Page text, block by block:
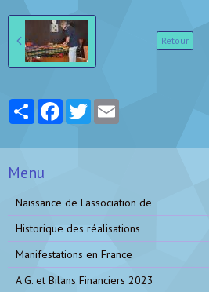
Retour
PartagerFacebookTwitter
Menu
Naissance de l'association de
Historique des réalisations
Manifestations en France
A.G. et Bilans Financiers 2023